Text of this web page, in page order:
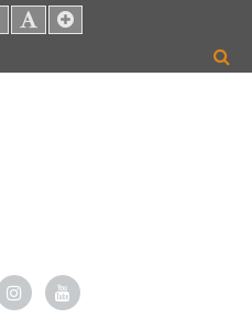
Set
Smaller
Set
Default
Set
Larger